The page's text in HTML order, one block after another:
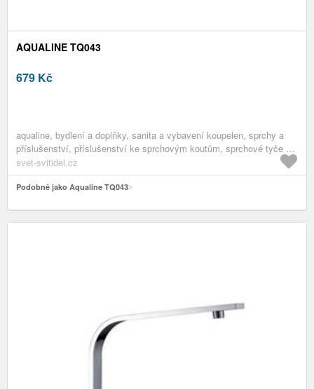
AQUALINE TQ043
679 Kč
aqualine, bydlení a doplňky, sanita a vybavení koupelen, sprchy a
příslušenství, příslušenství ke sprchovým koutům, sprchové tyče a
ramena
svet-svitidel.cz
Podobně jako Aqualine TQ043